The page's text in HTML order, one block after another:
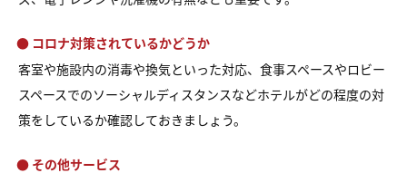
● コロナ対策されているかどうか
客室や施設内の消毒や換気といった対応、食事スペースやロビー
スペースでのソーシャルディスタンスなどホテルがどの程度の対
策をしているか確認しておきましょう。
● その他サービス